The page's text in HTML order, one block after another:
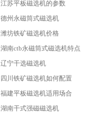
江苏平板磁选机的参数
德州永磁筒式磁选机
潍坊铁矿磁选机价格
湖南ctb永磁筒式磁选机特点
辽宁干选磁选机
四川铁矿磁选机如何配置
福建平板磁选机适用场合
湖南干式强磁磁选机